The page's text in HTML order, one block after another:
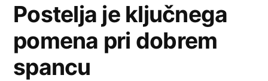
Postelja je ključnega
pomena pri dobrem
spancu